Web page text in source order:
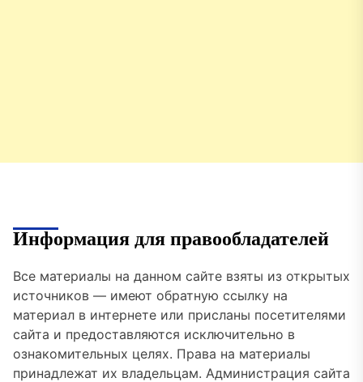
Информация для правообладателей
Все материалы на данном сайте взяты из открытых
источников — имеют обратную ссылку на
материал в интернете или присланы посетителями
сайта и предоставляются исключительно в
ознакомительных целях. Права на материалы
принадлежат их владельцам. Администрация сайта